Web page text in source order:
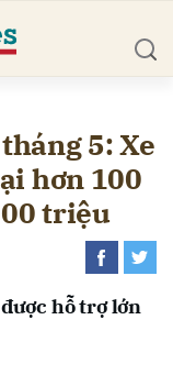
5: Xe
hơn 100
triệu
hỗ trợ lớn